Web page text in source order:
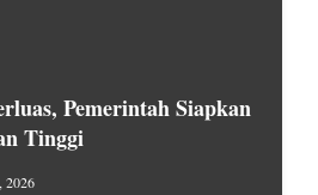
Pemerintah Siapkan
Tinggi
2026